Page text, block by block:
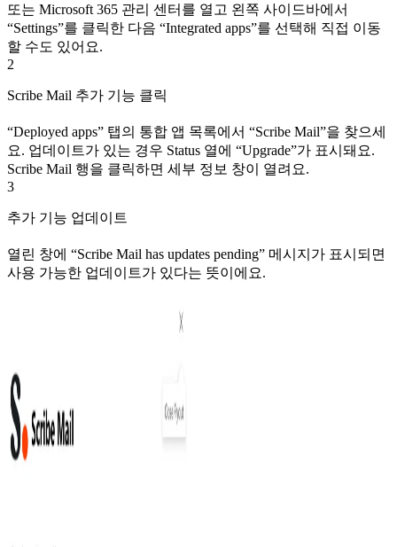
또는 Microsoft 365 관리 센터를 열고 왼쪽 사이드바에서
“Settings”를 클릭한 다음 “Integrated apps”를 선택해 직접 이동
할 수도 있어요.
2
Scribe Mail 추가 기능 클릭
“Deployed apps” 탭의 통합 앱 목록에서 “Scribe Mail”을 찾으세
요. 업데이트가 있는 경우 Status 열에 “Upgrade”가 표시돼요.
Scribe Mail 행을 클릭하면 세부 정보 창이 열려요.
3
추가 기능 업데이트
열린 창에 “Scribe Mail has updates pending” 메시지가 표시되면
사용 가능한 업데이트가 있다는 뜻이에요.